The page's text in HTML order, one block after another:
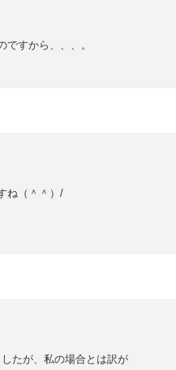
すから、、、。
ね（＾＾）/
たが、私の場合とは訳が